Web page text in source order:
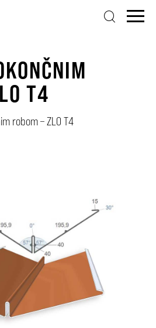
T4
robom – ZLO T4